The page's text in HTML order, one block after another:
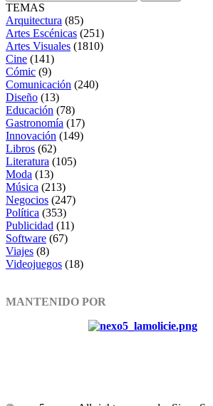
TEMAS
Arquitectura (85)
Artes Escénicas (251)
Artes Visuales (1810)
Cine (141)
Cómic (9)
Comunicación (240)
Diseño (13)
Educación (78)
Gastronomía (17)
Innovación (149)
Libros (62)
Literatura (105)
Moda (13)
Música (213)
Negocios (247)
Política (353)
Publicidad (11)
Software (67)
Viajes (8)
Videojuegos (18)
MANTENIDO POR